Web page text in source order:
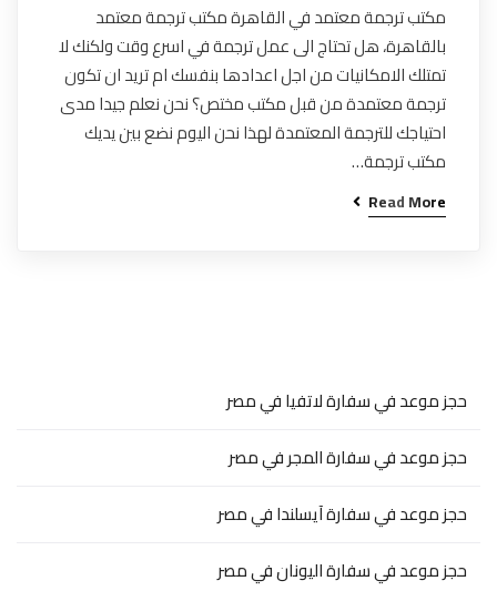
مكتب ترجمة معتمد في القاهرة مكتب ترجمة معتمد
بالقاهرة، هل تحتاج الى عمل ترجمة في اسرع وقت ولكنك لا
تمتلك الامكانيات من اجل اعدادها بنفسك ام تريد ان تكون
ترجمة معتمدة من قبل مكتب مختص؟ نحن نعلم جيدا مدى
احتياجك للترجمة المعتمدة لهذا نحن اليوم نضع بين يديك
مكتب ترجمة…
Read More
حجز موعد في سفارة لاتفيا في مصر
حجز موعد في سفارة المجر في مصر
حجز موعد في سفارة آيسلندا في مصر
حجز موعد في سفارة اليونان في مصر